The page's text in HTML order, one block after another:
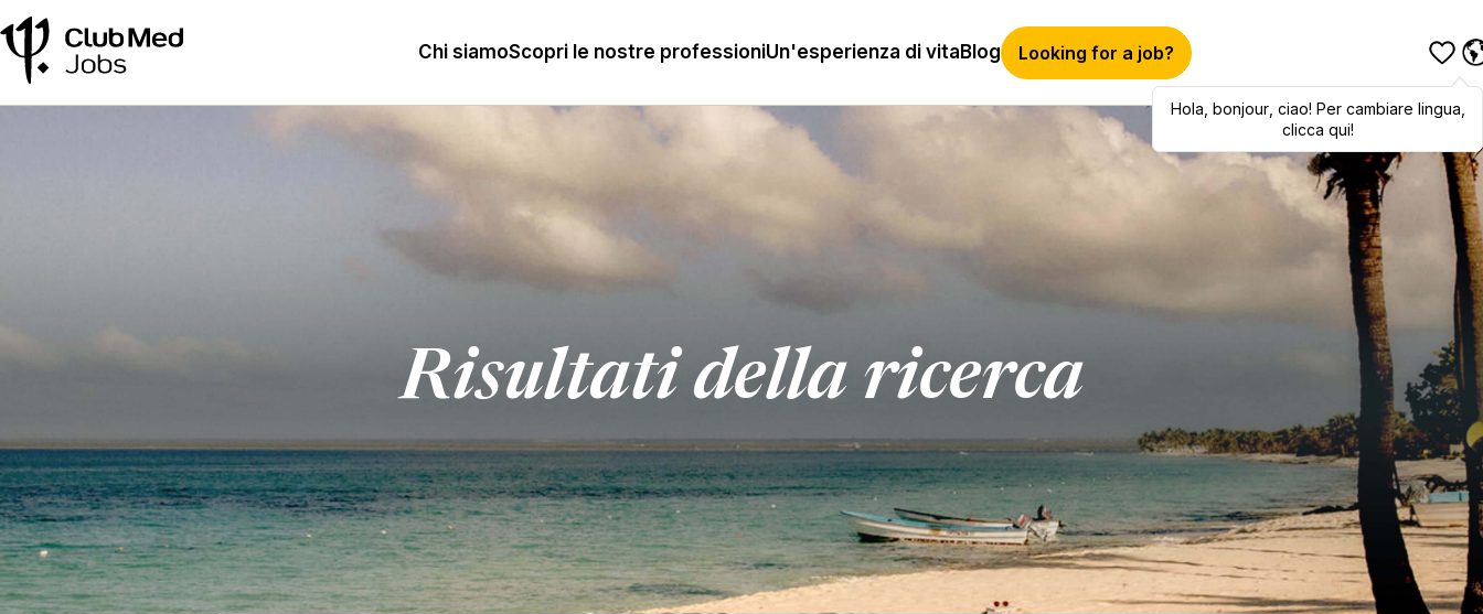
Chi siamoScopri le nostre professioniUn'esperienza di vita Blog Looking for a job?
Hola,bonjour,ciao! To switch
languages, click here!
Hola bonjour, ciao! Per cambiare lingua,
clicca qui!
Risultati della ricerca